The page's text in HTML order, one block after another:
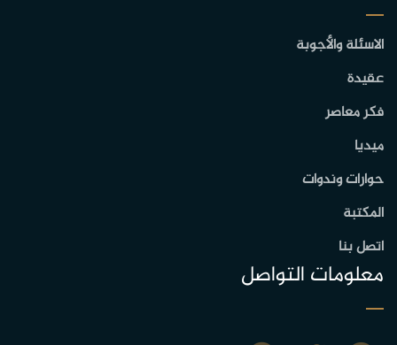
الاسئلة والأجوبة
عقيدة
فكر معاصر
ميديا
حوارات وندوات
المكتبة
اتصل بنا
معلومات التواصل